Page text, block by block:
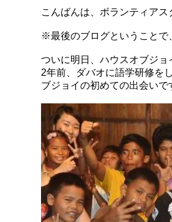
こんばんは、ボランティアス
※最後のブログということで
ついに明日、ハウスオブジョ
2年前、ダバオに語学研修を
ブジョイの初めての出会いで